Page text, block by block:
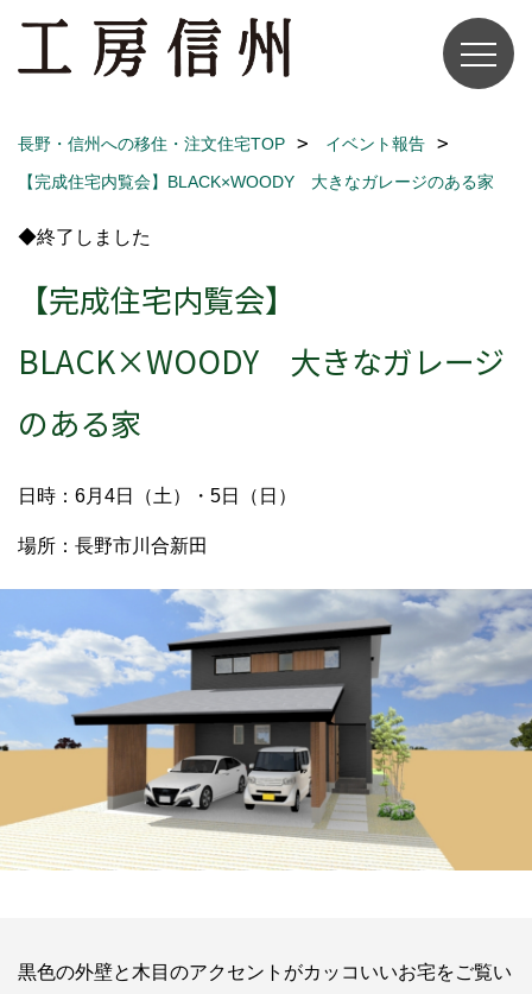
長野・信州への移住・注文住宅TOP
イベント報告
【完成住宅内覧会】BLACK×WOODY 大きなガレージのある家
◆終了しました
【完成住宅内覧会】
BLACK×WOODY 大きなガレージ
のある家
日時：6月4日（土）・5日（日）
場所：長野市川合新田
黒色の外壁と木目のアクセントがカッコいいお宅をご覧い